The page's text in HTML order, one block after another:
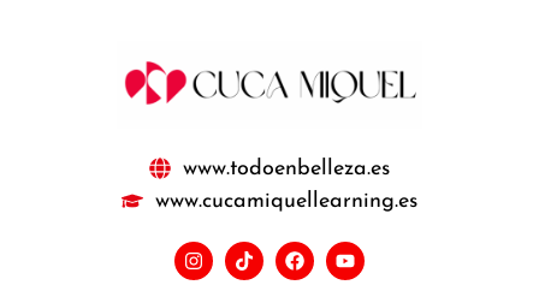
www.todoenbelleza.es
www.cucamiquellearning.es